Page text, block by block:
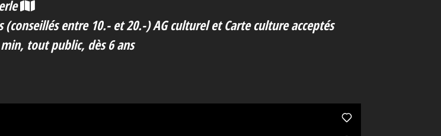
(conseillés entre 10.- et 20.-) AG culturel et Carte culture acceptés
tout public, dès 6 ans